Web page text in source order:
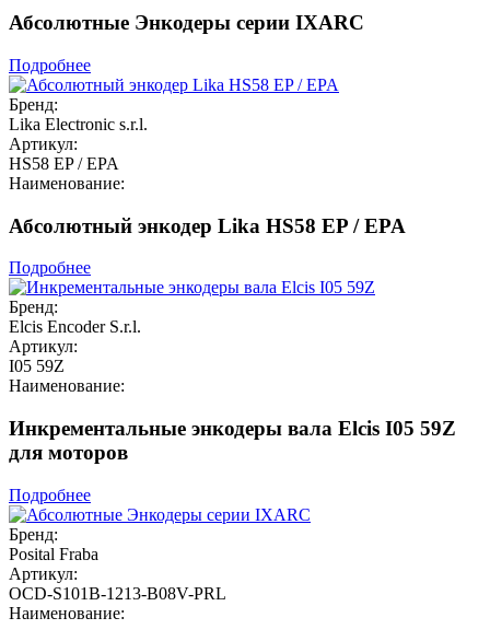
Абсолютные Энкодеры серии IXARC
Подробнее
Бренд:
Lika Electronic s.r.l.
Артикул:
HS58 EP / EPA
Наименование:
Абсолютный энкодер Lika HS58 EP / EPA
Подробнее
Бренд:
Elcis Encoder S.r.l.
Артикул:
I05 59Z
Наименование:
Инкрементальные энкодеры вала Elcis I05 59Z
для моторов
Подробнее
Бренд:
Posital Fraba
Артикул:
OCD-S101B-1213-B08V-PRL
Наименование: